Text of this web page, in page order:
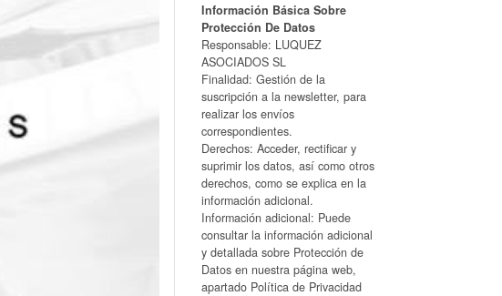
Información Básica Sobre
Protección De Datos
Responsable: LUQUEZ
ASOCIADOS SL
Finalidad: Gestión de la
suscripción a la newsletter, para
realizar los envíos
correspondientes.
Derechos: Acceder, rectificar y
suprimir los datos, así como otros
derechos, como se explica en la
información adicional.
Información adicional: Puede
consultar la información adicional
y detallada sobre Protección de
Datos en nuestra página web,
apartado Política de Privacidad